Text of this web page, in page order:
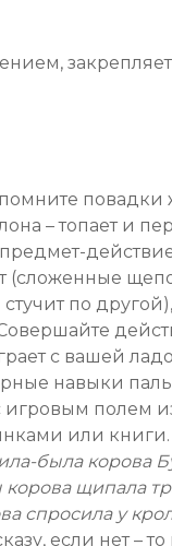
закрепляет
повадки
– топает и
(сложенные
по
с вашей
навыки
игровым полем
или
была корова
щипала
у
если нет –